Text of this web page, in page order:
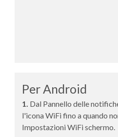
Per Android
1. Dal Pannello delle
l'icona WiFi fino a quando
Impostazioni WiFischermo.